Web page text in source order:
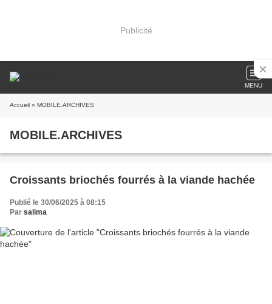
Publicité
MENU
Accueil » MOBILE.ARCHIVES
MOBILE.ARCHIVES
Croissants briochés fourrés à la viande hachée
Publié le 30/06/2025 à 08:15
Par salima